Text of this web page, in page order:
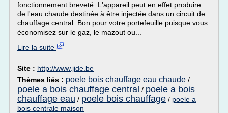
fonctionnement breveté. L'appareil peut en effet produire
de l'eau chaude destinée à être injectée dans un circuit de
chauffage central. Bon pour votre portefeuille puisque vous
économisez sur le gaz, le mazout ou...
Lire la suite
Site : http://www.jide.be
Thèmes liés : poele bois chauffage eau chaude /
poele a bois chauffage central / poele a bois
chauffage eau / poele bois chauffage / poele a
bois centrale maison